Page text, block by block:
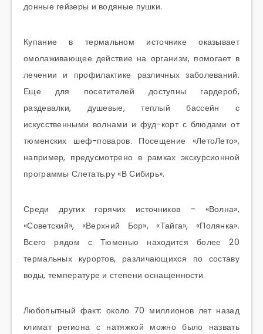
донные гейзеры и водяные пушки.
Купание в термальном источнике оказывает
омолаживающее действие на организм, помогает в
лечении и профилактике различных заболеваний.
Еще для посетителей доступны гардероб,
раздевалки, душевые, теплый бассейн с
искусственными волнами и фуд-корт с блюдами от
тюменских шеф-поваров. Посещение «ЛетоЛето»,
например, предусмотрено в рамках экскурсионной
программы Слетать.ру «В Сибирь».
Среди других горячих источников – «Волна»,
«Советский», «Верхний Бор», «Тайга», «Полянка».
Всего рядом с Тюменью находится более 20
термальных курортов, различающихся по составу
воды, температуре и степени оснащенности.
Любопытный факт: около 70 миллионов лет назад
климат региона с натяжкой можно было назвать